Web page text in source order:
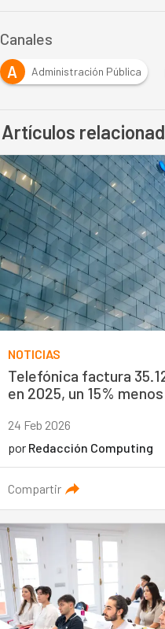
Canales
A
Administración Pública
Artículos
NOTICIAS
Telefónica factura
en 2025, un 15%
24 Feb 2026
por Redacción Computing
Compartir